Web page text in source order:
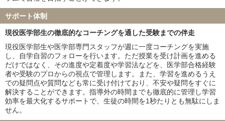
福岡大学
久留米大学
岩手医科大学
東京女子医科大学
川崎医科大学
※家庭教師のトライ・個別教室のトライ・医学部受験予備校インテ
グラの合格実績を含みます
サポート体制
現役医学部生の徹底的なコーチングを通した受験までの伴走
現役医学部生や医学部専門スタッフが週に一度コーチングを実施
し、自学自習のフォローを行います。ただ授業を受け計画を進める
だけではなく、その進度や定着度や学習法などを、医学部合格経験
者や受験のプロからの視点で管理します。また、学習を進めるうえ
での疑問点や質問なども常に受け付けており、不安や疑問をすぐに
解決することができます。指導外の時間までも徹底的に管理し学習
効率を最大化するサポートで、生徒の時間を1秒たりとも無駄にしま
せん。